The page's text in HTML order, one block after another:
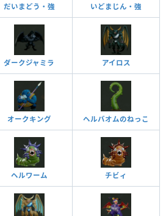
だいまどう・強 いどまじん・強
ダークジャミラ アイロス
オークキング ヘルバオムのねっこ
ヘルワーム チビィ